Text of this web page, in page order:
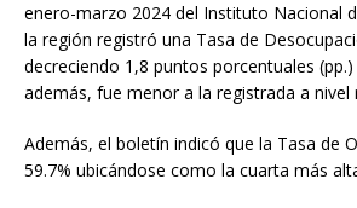
enero-marzo 2024 del Instituto Nacional
la región registró una Tasa de
decreciendo 1,8 puntos porcentuales
además, fue menor a la registrada a nivel
Además, el boletín indicó que la Tasa de
59.7% ubicándose como la cuarta más